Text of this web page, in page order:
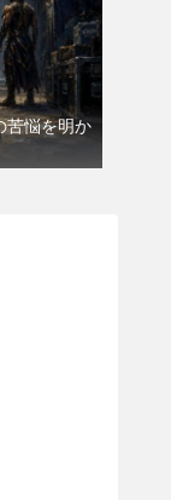
苦悩を明か